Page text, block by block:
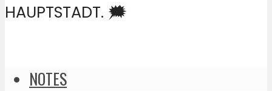
HAUPTSTADT. 🗯️
NOTES